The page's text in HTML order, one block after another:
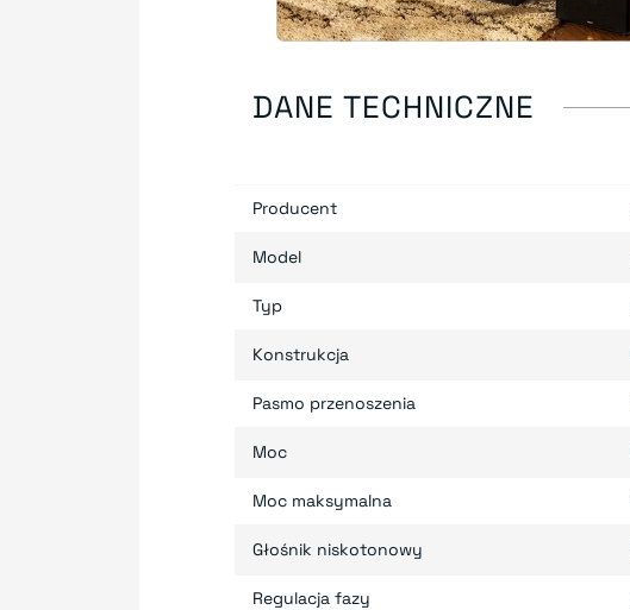
DANE TECHNICZNE
Producent
Model
Typ
Konstrukcja
Pasmo przenoszenia
Moc
Moc maksymalna
Głośnik niskotonowy
Regulacja fazy